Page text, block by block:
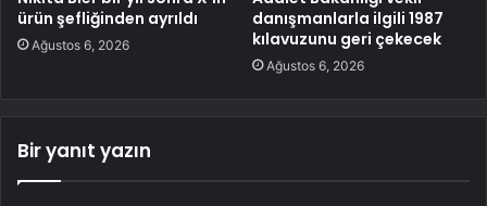
ürün şefliğinden ayrıldı
Ağustos 6, 2026
danışmanlarla ilgili 1987
kılavuzunu geri çekecek
Ağustos 6, 2026
Bir yanıt yazın